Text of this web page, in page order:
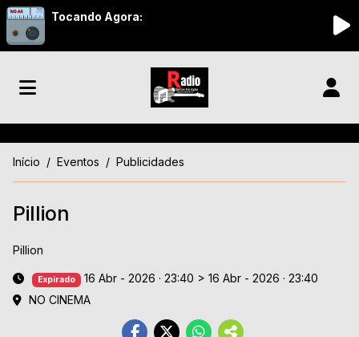
Tocando Agora:
Início Eventos Publicidades
Pillion
Pillion
Expirado 16 Abr - 2026 · 23:40 > 16 Abr - 2026 · 23:40
NO CINEMA